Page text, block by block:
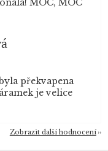
5 z 5 hvězdiček.
překvapena
je velice
Zobrazit další hodnocení